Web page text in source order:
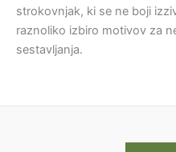
strokovnjak, ki se ne boji
raznoliko izbiro motivov za
sestavljanja.